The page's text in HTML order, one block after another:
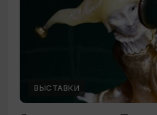
ВЫСТАВКИ